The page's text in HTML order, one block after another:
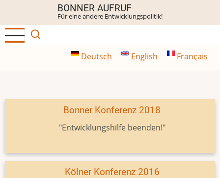
Inhalt
BONNER AUFRUF
Für eine andere Entwicklungspolitik!
Deutsch English Français
Bonner Konferenz 2018
"Entwicklungshilfe beenden!"
Kölner Konferenz 2016